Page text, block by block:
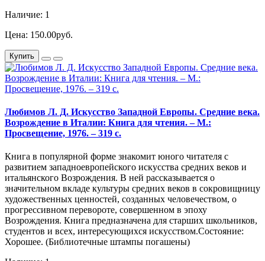
Наличие: 1
Цена: 150.00руб.
Купить
Любимов Л. Д. Искусство Западной Европы. Средние века.
Возрождение в Италии: Книга для чтения. – М.:
Просвещение, 1976. – 319 с.
Книга в популярной форме знакомит юного читателя с
развитием западноевропейского искусства средних веков и
итальянского Возрождения. В ней рассказывается о
значительном вкладе культуры средних веков в сокровищницу
художественных ценностей, созданных человечеством, о
прогрессивном перевороте, совершенном в эпоху
Возрождения. Книга предназначена для старших школьников,
студентов и всех, интересующихся искусством.Состояние:
Хорошее. (Библиотечные штампы погашены)